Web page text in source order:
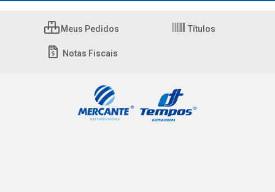
Meus Pedidos Títulos
Notas Fiscais